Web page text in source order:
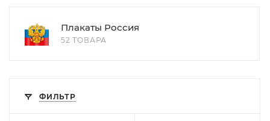
Плакаты Россия
52 ТОВАРА
ФИЛЬТР